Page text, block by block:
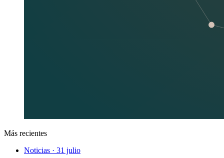
Más recientes
Noticias · 31 julio